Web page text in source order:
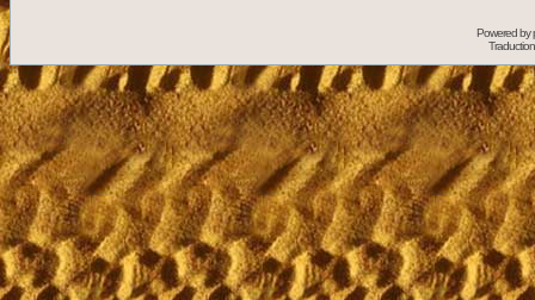
Powered by